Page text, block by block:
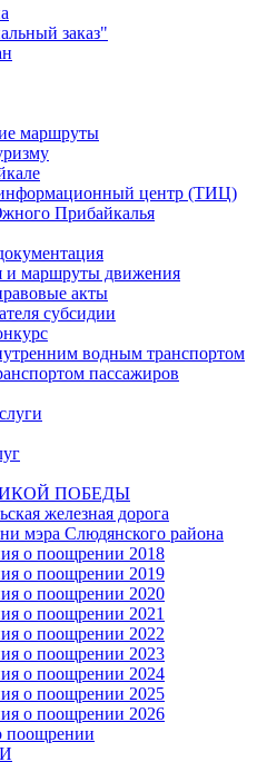
заказ"
маршруты
центр (ТИЦ)
Прибайкалья
и маршруты движения
акты
субсидии
водным транспортом
пассажиров
ПОБЕДЫ
железная дорога
мэра Слюдянского района
о поощрении 2018
о поощрении 2019
о поощрении 2020
о поощрении 2021
о поощрении 2022
о поощрении 2023
о поощрении 2024
о поощрении 2025
о поощрении 2026
поощрении